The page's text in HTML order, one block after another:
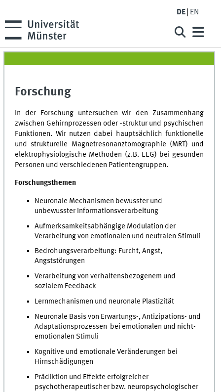
DE EN
Forschung
In der Forschung untersuchen wir den Zusammenhang
zwischen Gehirnprozessen oder -struktur und psychischen
Funktionen. Wir nutzen dabei hauptsächlich funktionelle
und strukturelle Magnetresonanztomographie (MRT) und
elektrophysiologische Methoden (z.B. EEG) bei gesunden
Personen und verschiedenen Patientengruppen.
Forschungsthemen
Neuronale Mechanismen bewusster und
unbewusster Informationsverarbeitung
Aufmerksamkeitsabhängige Modulation der
Verarbeitung von emotionalen und neutralen Stimuli
Bedrohungsverarbeitung: Furcht, Angst,
Angststörungen
Verarbeitung von verhaltensbezogenem und
sozialem Feedback
Lernmechanismen und neuronale Plastizität
Neuronale Basis von Erwartungs-, Antizipations- und
Adaptationsprozessen bei emotionalen und nicht-
emotionalen Stimuli
Kognitive und emotionale Veränderungen bei
Hirnschädigungen
Prädiktion und Effekte erfolgreicher
psychotherapeutischer bzw. neuropsychologischer